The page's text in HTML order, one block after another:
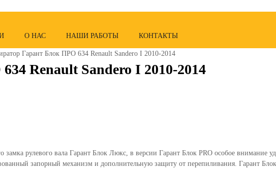
О НАС НАШИ РАБОТЫ КОНТАКТЫ
Гарант Блок ПРО 634 Renault Sandero I 2010-2014
Renault Sandero I 2010-2014
замка рулевого вала Гарант Блок Люкс, в версии Гарант Блок PRO особое
запорный механизм и дополнительную защиту от перепиливания. Гарант